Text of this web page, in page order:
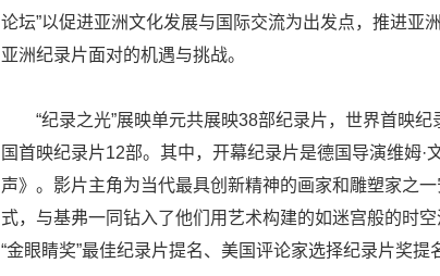
论坛”以促进亚洲文化发展与国际交流为出发点，推进亚
亚洲纪录片面对的机遇与挑战。
“纪录之光”展映单元共展映38部纪录片，世界首映
国首映纪录片12部。其中，开幕纪录片是德国导演维姆·
声》。影片主角为当代最具创新精神的画家和雕塑家之
式，与基弗一同钻入了他们用艺术构建的如迷宫般的时
“金眼睛奖”最佳纪录片提名、美国评论家选择纪录片奖提